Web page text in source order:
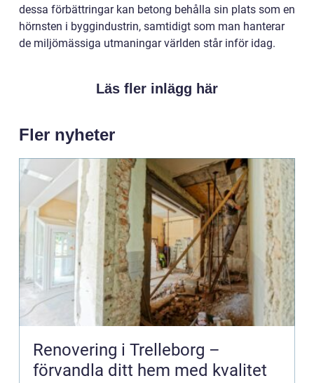
dessa förbättringar kan betong behålla sin plats som en
hörnsten i byggindustrin, samtidigt som man hanterar
de miljömässiga utmaningar världen står inför idag.
Läs fler inlägg här
Fler nyheter
Renovering i Trelleborg –
förvandla ditt hem med kvalitet